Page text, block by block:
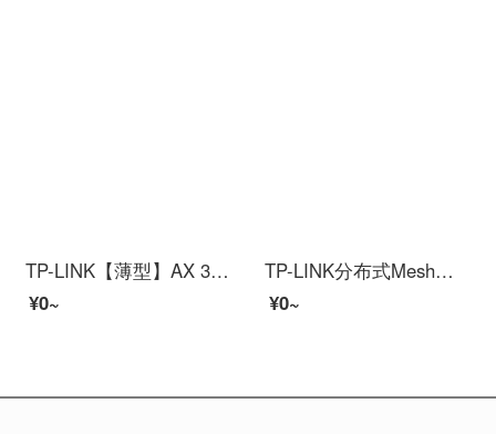
TP-LINK【薄型】AX 3000デューア周波数ギガビットWi-Fi 6パネルAP大戸型全屋wifi 6無線meshグループネットワークPoE給電AC管理TL-XAP 3002 GI-POE
¥0~
TP-LINK分布式Meshルーター组网子母无线ルーター全屋WiFi6覆盖三只装K50千兆デュアル周波数大户型易展 K50（mesh组网一拖二套装）
¥0~